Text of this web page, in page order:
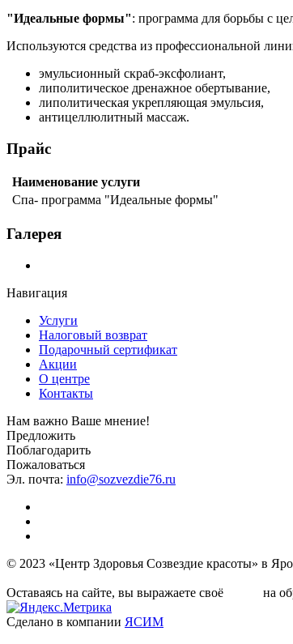
"Идеальные формы": программа для борьбы с
Используются средства из профессиональной
эмульсионный скраб-эксфолиант,
липолитическое дренажное обертывание,
липолитическая укрепляющая эмульсия,
антицеллюлитный массаж.
Прайс
Наименование услуги
Спа- программа "Идеальные формы"
Галерея
Навигация
Услуги
Налоговый возврат
Подарочный сертификат
Акции
О центре
Контакты
Нам важно Ваше мнение!
Предложить
Поблагодарить
Пожаловаться
Эл. почта: info@sozvezdie76.ru
© 2023 «Центр Здоровья Созвездие красоты» в
Оставаясь на сайте, вы выражаете своё на
Сделано в компании ЯСИМ